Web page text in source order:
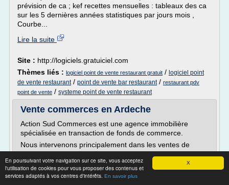
X
En poursuivant votre navigation sur ce site, vous acceptez
l'utilisation de cookies pour vous proposer des contenus et
services adaptés à vos centres d'intérêts. En savoir plus
prévision de ca ; kef recettes mensuelles : tableaux des ca
sur les 5 dernières années statistiques par jours mois ,
Courbe...
Lire la suite
Site : http://logiciels.gratuiciel.com
Thèmes liés : logiciel point de vente restaurant gratuit / logiciel point
de vente restaurant/ point de vente bar restaurant/ restaurant pdv
point de vente / systeme point de vente restaurant
Vente commerces en Ardeche
Action Sud Commerces est une agence immobilière
spécialisée en transaction de fonds de commerce.
Nous intervenons principalement dans les ventes de
Cafés, Hôtels,...
Lire la suite
Date: